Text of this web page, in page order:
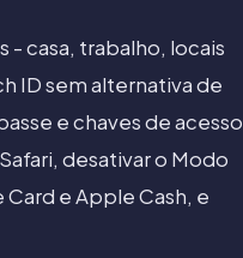
- casa, trabalho, locais
ID sem alternativa de
e chaves de acesso
desativar o Modo
e Apple Cash, e